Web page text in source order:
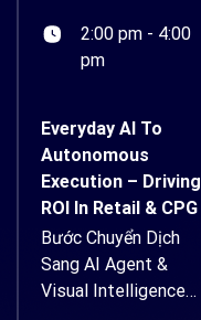
2:00 pm - 4:00
pm
Everyday AI To
Autonomous
Execution – Driving
ROI In Retail & CPG
Bước Chuyển Dịch
Sang AI Agent &
Visual Intelligence